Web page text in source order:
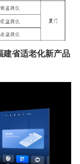
建省适老化新产品